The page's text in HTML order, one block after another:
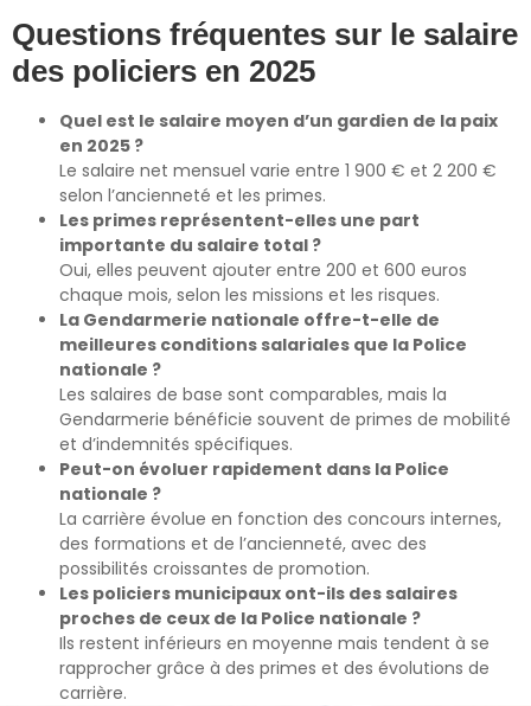
Questions fréquentes sur le salaire
des policiers en 2025
Quel est le salaire moyen d’un gardien de la paix
en 2025 ?
Le salaire net mensuel varie entre 1 900 € et 2 200 €
selon l’ancienneté et les primes.
Les primes représentent-elles une part
importante du salaire total ?
Oui, elles peuvent ajouter entre 200 et 600 euros
chaque mois, selon les missions et les risques.
La Gendarmerie nationale offre-t-elle de
meilleures conditions salariales que la Police
nationale ?
Les salaires de base sont comparables, mais la
Gendarmerie bénéficie souvent de primes de mobilité
et d’indemnités spécifiques.
Peut-on évoluer rapidement dans la Police
nationale ?
La carrière évolue en fonction des concours internes,
des formations et de l’ancienneté, avec des
possibilités croissantes de promotion.
Les policiers municipaux ont-ils des salaires
proches de ceux de la Police nationale ?
Ils restent inférieurs en moyenne mais tendent à se
rapprocher grâce à des primes et des évolutions de
carrière.